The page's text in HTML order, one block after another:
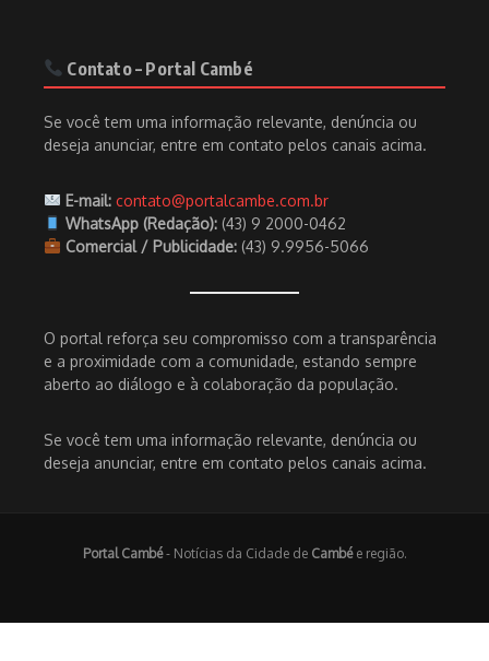
Contato – Portal Cambé
Se você tem uma informação relevante, denúncia ou
deseja anunciar, entre em contato pelos canais acima.
E-mail: contato@portalcambe.com.br
WhatsApp (Redação):(43) 9 2000-0462
Comercial / Publicidade:(43) 9.9956-5066
O portal reforça seu compromisso com a transparência
e a proximidade com a comunidade, estando sempre
aberto ao diálogo e à colaboração da população.
Se você tem uma informação relevante, denúncia ou
deseja anunciar, entre em contato pelos canais acima.
Portal Cambé- Notícias da Cidade de Cambée região.